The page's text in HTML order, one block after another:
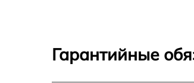
Гарантийные